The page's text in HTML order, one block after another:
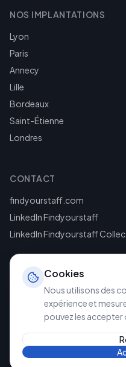
NOS IMPLANTATIONS
Lyon
Paris
Annecy
Lille
Bordeaux
Saint-Étienne
Londres
CONTACT
findyourstaff.com
LinkedIn Findyourstaff
LinkedIn Findyourstaff
©2026
Politique
Cookies
Nous utilisons des
expérience et
pouvez les accepter